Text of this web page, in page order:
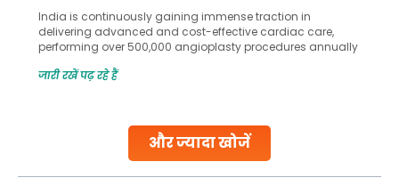
और ज्यादा खोजें
India is continuously gaining immense traction in
delivering advanced and cost-effective cardiac care,
performing over 500,000 angioplasty procedures annually
globe are searching for treatments like angioplasty and
Studies, such as one published
जारी रखें पढ़ रहे हैं